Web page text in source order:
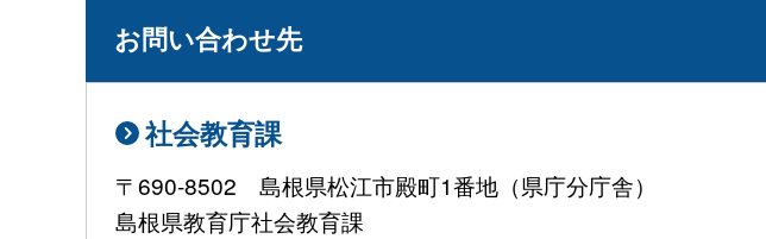
お問い合わせ先
社会教育課
〒690-8502 島根県松江市殿町1番地（県庁分庁舎）
島根県教育庁社会教育課